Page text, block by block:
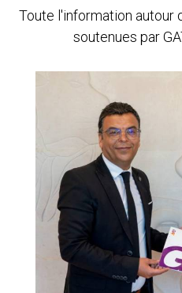
Toute l'information autour
soutenues par